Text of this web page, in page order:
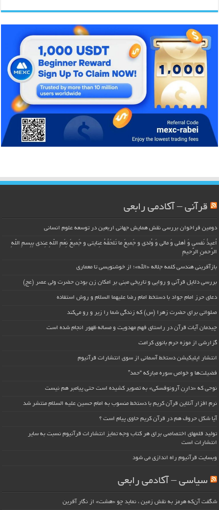
قرآنی – آکادمی رابعی
دومین فراخوان بررسی نقش همایش جهانی اربعین در توسعه علوم انسانی
اُعیذُ نَفسی وَ أهلی وَ مالی وَ وُلدی و جَمیعَ ما تَلحَقُهُ عِنایتی و جَمیعَ نِعَمِ اللّهِ عِندی بِبِسمِ اللّهِ
الرَّحمنِ الرَّحیمِ
بازآفرینی هندسی کلمه جلاله «الله»؛ از خوشنویسی تا معماری
بررسی دلایل قرآنی و روایی و تاریخی مبنی بر امکان زن بودن حضرت ولی عصر (عج)
دعای حرز امام جواد با دستخط امام رضا علیهما السلام و روش استفاده
صلواتی برای حضرت زهرا (س) که زندگی شما را زیر و رو می‌کند
چیدمان آیات قرآن در راستای فهم مهدویت و مساله ظهور انجام شده است
گزارشی از موزه حرم بانوی کرامت
انتشار اپلیکیشن دستخط آسمانی از سوی انتشارات قرآنیوم
فضیلت‌ها و خواص سوره مبارکه “حمد”
نوحی که «دارِن آرونوفسکی» به تصویر کشیده است حتی پیامبر هم نیست
نرم افزار آنلاین قرآن کریم با دستخط منسوب به امام حسین علیه السلام منتشر شد
آیا شکل حروف هم در قرآن کریم حاوی پیام است ؟
تولید قلمهای اختصاصی برای هر کتاب وجه تمایز انتشارات قرآنیوم نسبت به سایر
انتشارات است
وبسایت قرآنیوم راه اندازی می شود
سیاسی – آکادمی رابعی
شگفت آن‌که هرمز به نقش زمین ، نماید چو «هشت» از نگار آفرین